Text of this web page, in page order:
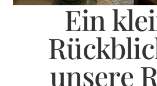
Ein
unsere